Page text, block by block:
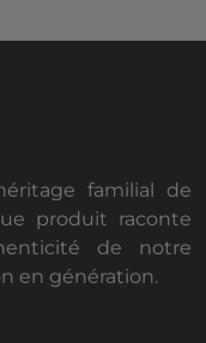
familial de
produit raconte
de notre
en génération.